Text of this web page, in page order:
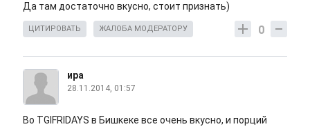
Да там достаточно вкусно, стоит признать)
0
ЦИТИРОВАТЬ ЖАЛОБА МОДЕРАТОРУ
ира
28.11.2014, 01:57
Во TGIFRIDAYS в Бишкеке все очень вкусно, и порций